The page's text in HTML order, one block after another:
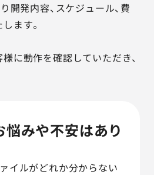
開発内容、スケジュール、費
ます。
に動作を確認していただき、
悩みや不安はあり
イルがどれか分からない